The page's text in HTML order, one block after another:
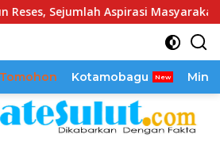
Aspirasi Masyarakat Diserap
Tomohon Kotamobagu